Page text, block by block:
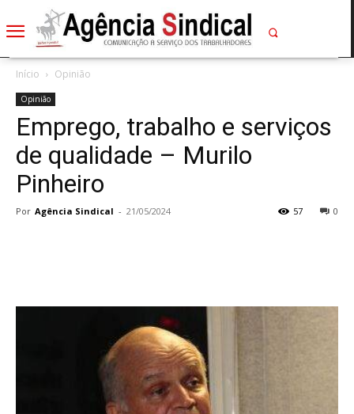
Início Opinião
Opinião
Emprego, trabalho e serviços
de qualidade – Murilo
Pinheiro
Por Agência Sindical - 21/05/2024 0
57